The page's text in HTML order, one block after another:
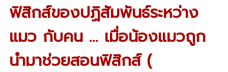
ฟิสิกส์ของปฏิสัมพันธ์ระหว่าง
แมว กับคน … เมื่อน้องแมวถูก
นำมาช่วยสอนฟิสิกส์ (